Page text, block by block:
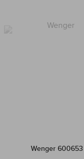
Wenger 600653